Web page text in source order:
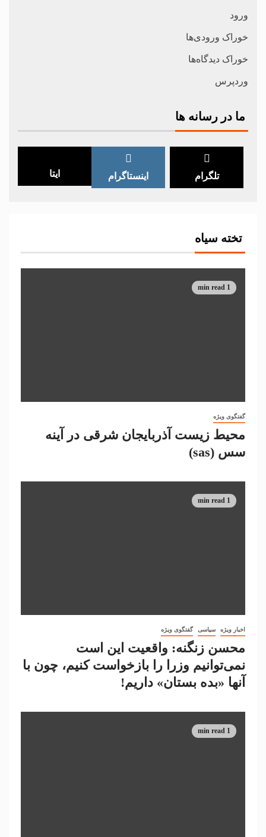
ورود
خوراک ورودی‌ها
خوراک دیدگاه‌ها
وردپرس
ما در رسانه ها
تلگرام اینستاگرام ایتا
تخته سیاه
1 min read
گفتگوی ویژه
محیط زیست آذربایجان شرقی در آینه
سس (sas)
1 min read
اخبار ویژه سیاسی گفتگوی ویژه
محسن زنگنه: واقعیت این است
نمی‌توانیم وزرا را بازخواست کنیم، چون با
آنها «بده بستان» داریم!
1 min read